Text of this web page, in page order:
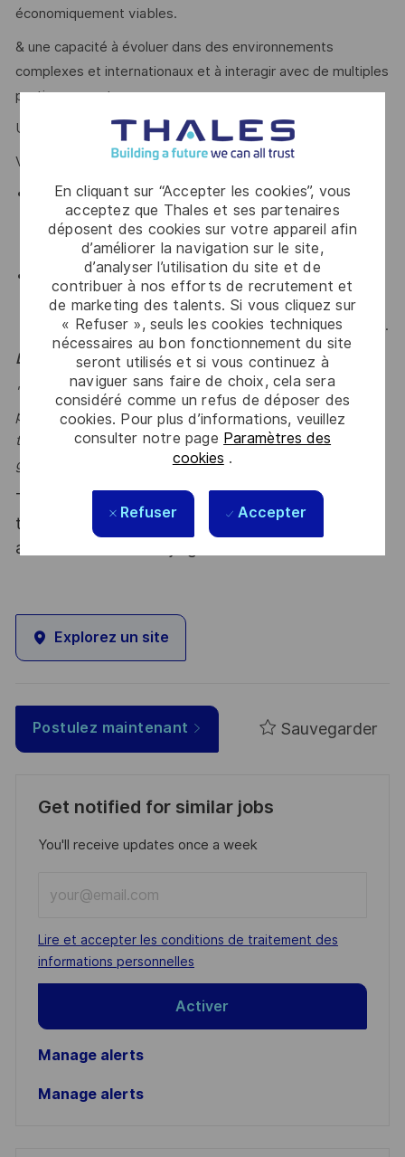
En cliquant sur “Accepter les cookies”, vous
acceptez que Thales et ses partenaires
déposent des cookies sur votre appareil afin
d’améliorer la navigation sur le site,
d’analyser l’utilisation du site et de
contribuer à nos efforts de recrutement et
de marketing des talents. Si vous cliquez sur
« Refuser », seuls les cookies techniques
nécessaires au bon fonctionnement du site
seront utilisés et si vous continuez à
naviguer sans faire de choix, cela sera
considéré comme un refus de déposer des
cookies. Pour plus d’informations, veuillez
consulter notre page Paramètres des
cookies .
Refuser Accepter
économiquement viables.
& une capacité à évoluer dans des environnements
complexes et internationaux et à interagir avec de multiples
parties prenantes.
Une maîtrise de l'anglais est essentiel pour ce poste.
Vous avez :
Curiosité, autonomie, rigueur et forte appétence pour
les sujets IA, innovation et transformation des
organisations.
Esprit intrapreneurial et volonté de contribuer
activement au développement de l’entité (offres,
business development, animation interne, capitalisation).
Le mot de l'équipe
"Dans un monde où la donnée et l’IA redéfinissent la
performance, nous accompagnons nos clients pour
transformer leurs usages, structurer leurs fondations et
générer un impact mesurable et durable." Jean-Paul
Thales, entreprise Handi-Engagée, reconnait
tous les talents. La diversité est notre meilleur
atout. Postulez et rejoignez nous !
Explorez un site
Postulez maintenant Sauvegarder
Get notified for similar jobs
You'll receive updates once a week
Email
address
(Required)
Required
Lire et accepter les conditions de traitement des
informations personnelles
Activer
Manage alerts
Manage alerts